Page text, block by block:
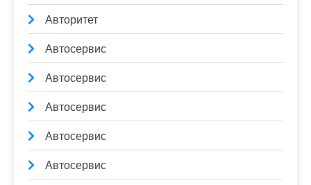
Авторитет
Автосервис
Автосервис
Автосервис
Автосервис
Автосервис